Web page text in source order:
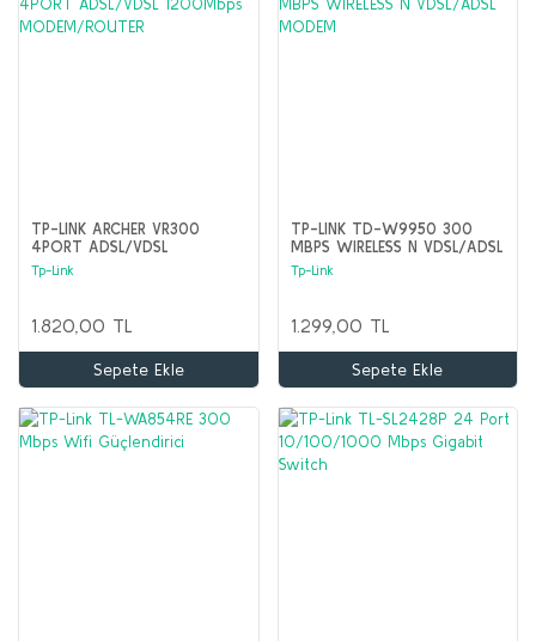
TP-LINK ARCHER VR300
4PORT ADSL/VDSL
1200Mbps MODEM/ROUTER
Tp-Link
1.820,00 TL
Sepete Ekle
TP-LINK TD-W9950 300
MBPS WIRELESS N VDSL/ADSL
MODEM
Tp-Link
1.299,00 TL
Sepete Ekle